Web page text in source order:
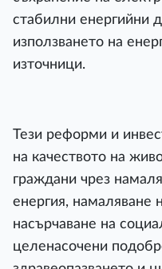
стабилни енергийни
използването на
източници.
Тези реформи и
на качеството на
граждани чрез
енергия, намаляване
насърчаване на
целенасочени